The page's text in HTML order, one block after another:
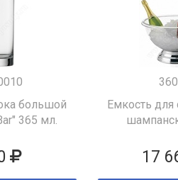
большой
365 мл.
Емкость
17